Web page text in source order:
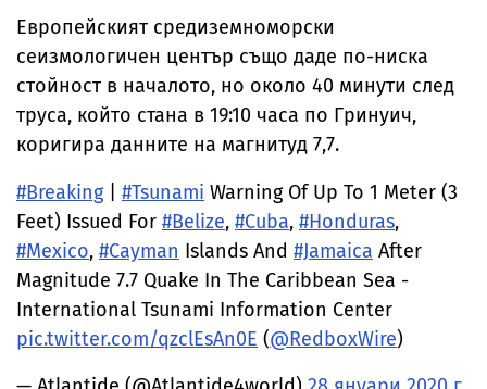
Европейският средиземноморски
сеизмологичен център също даде по-ниска
стойност в началото, но около 40 минути след
труса, който стана в 19:10 часа по Гринуич,
коригира данните на магнитуд 7,7.
#Breaking| #Tsunami Warning Of Up To 1 Meter (3
Feet) Issued For #Belize, #Cuba, #Honduras,
#Mexico, #Cayman Islands And #Jamaica After
Magnitude 7.7 Quake In The Caribbean Sea -
International Tsunami Information Center
pic.twitter.com/qzclEsAn0E (@RedboxWire)